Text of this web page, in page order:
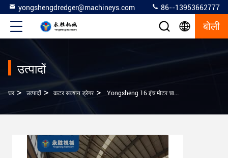
yongshengdredger@machineys.com 86--13953662777
बोली
उत्पादों
घर > उत्पादों > कटर सक्शन ड्रेगर > Yongsheng 16 इंच मोटर चालित कटर सक्शन ड्रेजर नई ऊर्जा अधिक ऊर्जा कुशल है